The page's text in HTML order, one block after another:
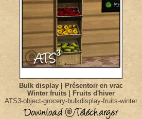
Bulk display | Présentoir en vrac
Winter fruits | Fruits d'hiver
ATS3-object-grocery-bulkdisplay-fruits-winter